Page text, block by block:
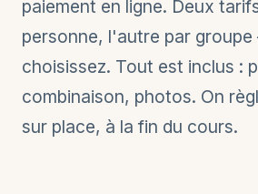
paiement en ligne. Deux
personne, l'autre par
choisissez. Tout est inclus :
combinaison, photos. On
sur place, à la fin du cours.